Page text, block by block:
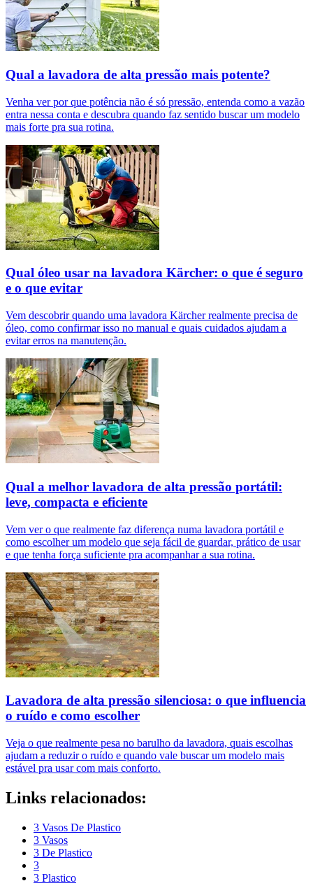
Qual a lavadora de alta pressão mais potente?
Venha ver por que potência não é só pressão, entenda como a vazão
entra nessa conta e descubra quando faz sentido buscar um modelo
mais forte pra sua rotina.
Qual óleo usar na lavadora Kärcher: o que é seguro
e o que evitar
Vem descobrir quando uma lavadora Kärcher realmente precisa de
óleo, como confirmar isso no manual e quais cuidados ajudam a
evitar erros na manutenção.
Qual a melhor lavadora de alta pressão portátil:
leve, compacta e eficiente
Vem ver o que realmente faz diferença numa lavadora portátil e
como escolher um modelo que seja fácil de guardar, prático de usar
e que tenha força suficiente pra acompanhar a sua rotina.
Lavadora de alta pressão silenciosa: o que influencia
o ruído e como escolher
Veja o que realmente pesa no barulho da lavadora, quais escolhas
ajudam a reduzir o ruído e quando vale buscar um modelo mais
estável pra usar com mais conforto.
Links relacionados:
3 Vasos De Plastico
3 Vasos
3 De Plastico
3
3 Plastico